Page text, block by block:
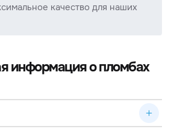
качество для наших
информация о пломбах